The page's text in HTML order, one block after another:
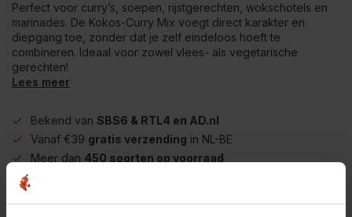
Perfect voor curry’s, soepen, rijstgerechten, wokschotels en
marinades. De Kokos-Curry Mix voegt direct karakter en
diepgang toe, zonder dat je zelf eindeloos hoeft te
combineren. Ideaal voor zowel vlees- als vegetarische
gerechten!
Lees meer
Bekend van SBS6 & RTL4 en AD.nl
Vanaf €39 gratis verzending in NL-BE
Meer dan 450 soorten op voorraad